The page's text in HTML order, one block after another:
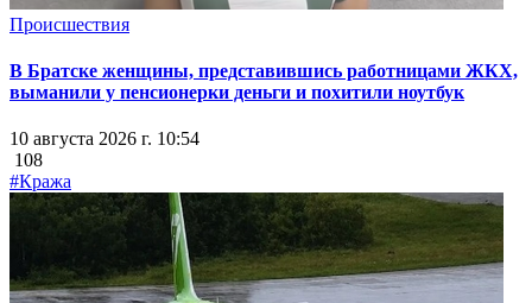
Происшествия
В Братске женщины, представившись работницами ЖКХ,
выманили у пенсионерки деньги и похитили ноутбук
10 августа 2026 г. 10:54
108
#Кража